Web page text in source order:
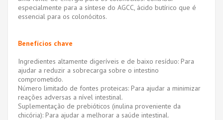
especialmente para a síntese do AGCC, ácido butírico que é
essencial para os colonócitos.
Benefícios chave
Ingredientes altamente digeríveis e de baixo resíduo: Para
ajudar a reduzir a sobrecarga sobre o intestino
comprometido.
Número limitado de fontes proteicas: Para ajudar a minimizar
reações adversas a nível intestinal.
Suplementação de prebióticos (inulina proveniente da
chicória): Para ajudar a melhorar a saúde intestinal.